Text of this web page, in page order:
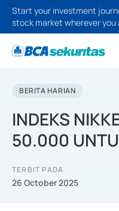
Start your investment
stock market wherever you
BERITA HARIAN
INDEKS
50.000
TERBIT PADA
26 October 2025